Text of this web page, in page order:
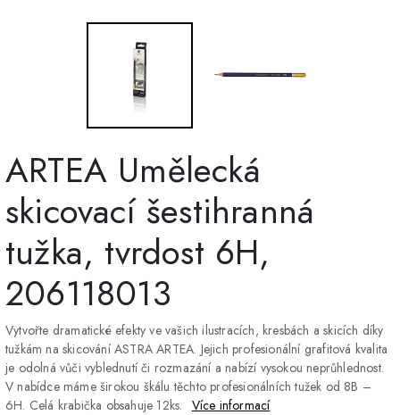
ARTEA Umělecká
skicovací šestihranná
tužka, tvrdost 6H,
206118013
Vytvořte dramatické efekty ve vašich ilustracích, kresbách a skicích díky
tužkám na skicování ASTRA ARTEA. Jejich profesionální grafitová kvalita
je odolná vůči vyblednutí či rozmazání a nabízí vysokou neprůhlednost.
V nabídce máme širokou škálu těchto profesionálních tužek od 8B –
6H. Celá krabička obsahuje 12ks. Více informací